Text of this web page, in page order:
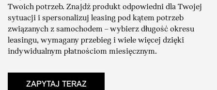
Twoich potrzeb. Znajdź produkt odpowiedni dla Twojej
sytuacji i spersonalizuj leasing pod kątem potrzeb
związanych z samochodem – wybierz długość okresu
leasingu, wymagany przebieg i wiele więcej dzięki
indywidualnym płatnościom miesięcznym.
ZAPYTAJ TERAZ